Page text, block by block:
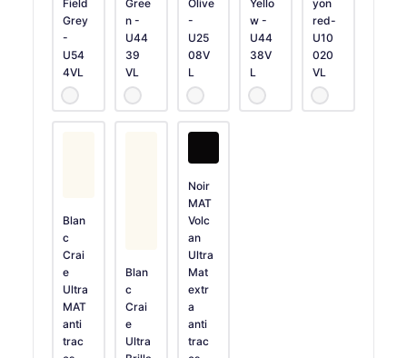
Field
Grey
-
U54
4VL
Gree
n -
U44
39
VL
Olive
-
U25
08V
L
Yello
w -
U44
38V
L
yon
red-
U10
020
VL
Blan
c
Crai
e
Ultra
MAT
anti
trac
Blan
c
Crai
e
Ultra
Noir
MAT
Volc
an
Ultra
Mat
extr
a
anti
trac